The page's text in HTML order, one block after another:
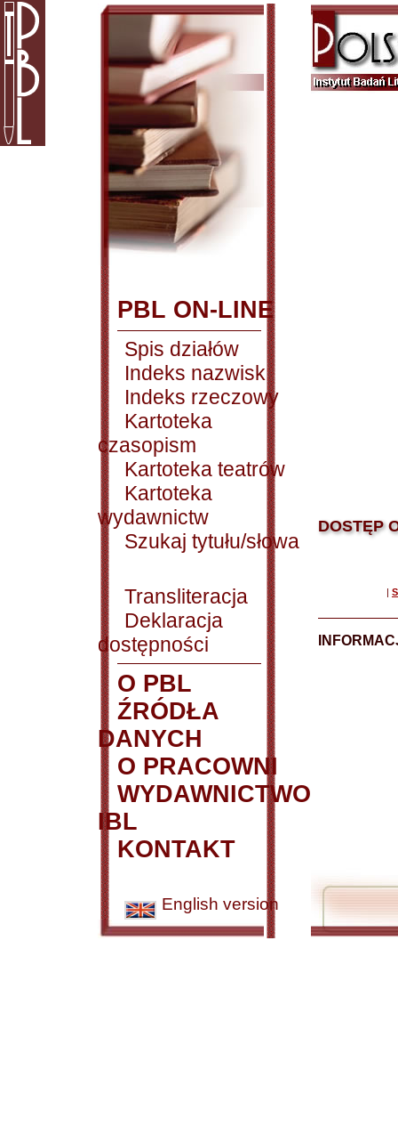
PBL ON-LINE
Spis działów
Indeks nazwisk
Indeks rzeczowy
Kartoteka
czasopism
Kartoteka teatrów
Kartoteka
wydawnictw
Szukaj tytułu/słowa
Transliteracja
Deklaracja
dostępności
O PBL
ŹRÓDŁA
DANYCH
O PRACOWNI
WYDAWNICTWO
IBL
KONTAKT
English version
DOSTĘP
|